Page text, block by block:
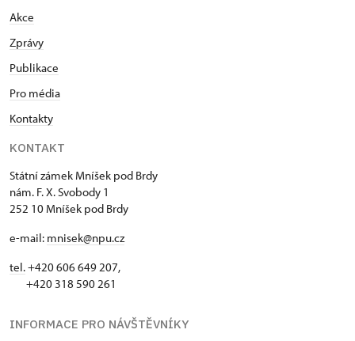
Akce
Zprávy
Publikace
Pro média
Kontakty
KONTAKT
Státní zámek Mníšek pod Brdy
nám. F. X. Svobody 1
252 10 Mníšek pod Brdy
e-mail: mnisek@npu.cz
tel.+420 606 649 207,
+420 318 590 261
INFORMACE PRO NÁVŠTĚVNÍKY